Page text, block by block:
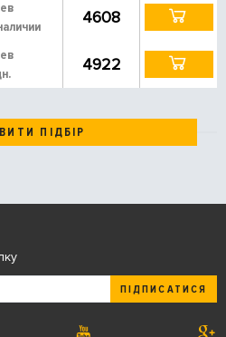
4608
4922
ПІДБІР
ПІДПИСАТИСЯ